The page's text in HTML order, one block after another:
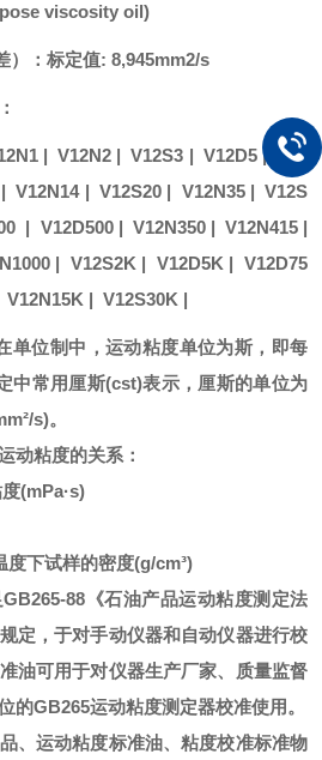
viscosity oil)
）：标定值: 8,945mm2/s
|V12N2 |V12S3 | V12D5 |
V12
|V12N14 |V12S20 | V12N35 |V12S
| V12D500 | V12N350 | V12N415 |
N1000 | V12S2K | V12D5K | V12D75
V12N15K | V12S30K |
单位制中，运动粘度单位为斯，即每
中常用厘斯(cst)表示，厘斯的单位为
s)。
动粘度的关系：
(mPa·s)
下试样的密度(g/cm³)
GB265-88《石油产品运动粘度测定法
定，于对手动仪器和自动仪器进行校
油可用于对仪器生产厂家、质量监督
的GB265运动粘度测定器校准使用。
、运动粘度标准油、粘度校准标准物